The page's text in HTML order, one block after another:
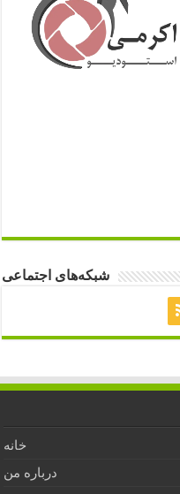
شبکه‌های اجتماعی
خانه
درباره من